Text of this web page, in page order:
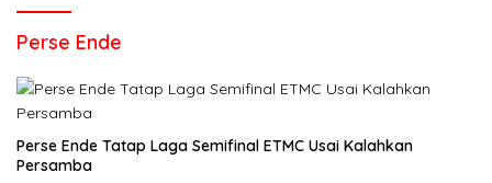
Perse Ende
Perse Ende Tatap Laga Semifinal ETMC Usai Kalahkan
Persamba